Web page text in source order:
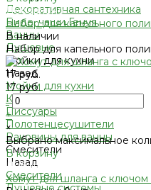
Декоративная сантехника
Биде, чаши Генуя
Ванны
Душевые
Мойки для кухни
Назад
Мойки для кухни
Каменные мойки ULGRAN
Писсуары
Полотенцесушители
Раковины для ванны
Смесители
Назад
Смесители
Добавлено
Набор для капельного
В наличии
Набор для капельного
17 руб.
17 руб.
-
+
×
Выбрано максимальное
В корзину
Добавлено
Хомут для шланга с ключом